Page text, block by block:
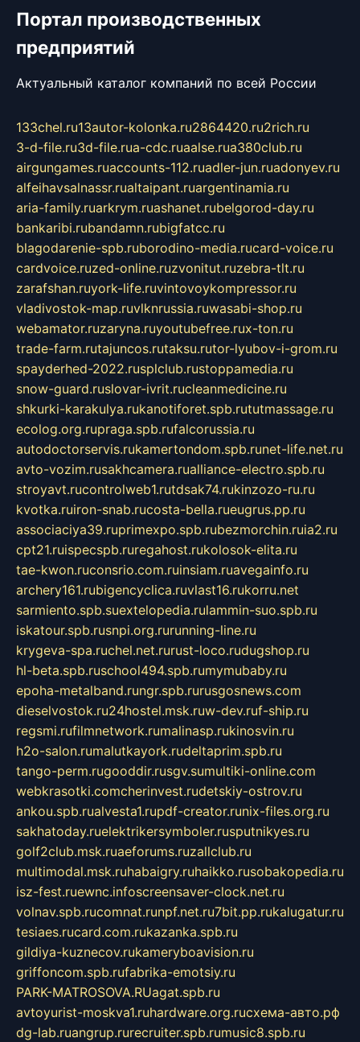
Портал производственных
предприятий
Актуальный каталог компаний по всей России
133chel.ru13autor-kolonka.ru2864420.ru2rich.ru
3-d-file.ru3d-file.rua-cdc.ruaalse.rua380club.ru
airgungames.ruaccounts-112.ruadler-jun.ruadonyev.ru
alfeihavsalnassr.rualtaipant.ruargentinamia.ru
aria-family.ruarkrym.ruashanet.rubelgorod-day.ru
bankaribi.rubandamn.rubigfatcc.ru
blagodarenie-spb.ruborodino-media.rucard-voice.ru
cardvoice.ruzed-online.ruzvonitut.ruzebra-tlt.ru
zarafshan.ruyork-life.ruvintovoykompressor.ru
vladivostok-map.ruvlknrussia.ruwasabi-shop.ru
webamator.ruzaryna.ruyoutubefree.rux-ton.ru
trade-farm.rutajuncos.rutaksu.rutor-lyubov-i-grom.ru
spayderhed-2022.rusplclub.rustoppamedia.ru
snow-guard.ruslovar-ivrit.rucleanmedicine.ru
shkurki-karakulya.rukanotiforet.spb.rututmassage.ru
ecolog.org.rupraga.spb.rufalcorussia.ru
autodoctorservis.rukamertondom.spb.runet-life.net.ru
avto-vozim.rusakhcamera.rualliance-electro.spb.ru
stroyavt.rucontrolweb1.rutdsak74.rukinzozo-ru.ru
kvotka.ruiron-snab.rucosta-bella.rueugrus.pp.ru
associaciya39.ruprimexpo.spb.rubezmorchin.ruia2.ru
cpt21.ruispecspb.ruregahost.rukolosok-elita.ru
tae-kwon.ruconsrio.com.ruinsiam.ruavegainfo.ru
archery161.rubigencyclica.ruvlast16.rukorru.net
sarmiento.spb.suextelopedia.rulammin-suo.spb.ru
iskatour.spb.rusnpi.org.rurunning-line.ru
krygeva-spa.ruchel.net.rurust-loco.rudugshop.ru
hl-beta.spb.ruschool494.spb.rumymubaby.ru
epoha-metalband.rungr.spb.rurusgosnews.com
dieselvostok.ru24hostel.msk.ruw-dev.ruf-ship.ru
regsmi.rufilmnetwork.rumalinasp.rukinosvin.ru
h2o-salon.rumalutkayork.rudeltaprim.spb.ru
tango-perm.rugooddir.rusgv.sumultiki-online.com
webkrasotki.comcherinvest.rudetskiy-ostrov.ru
ankou.spb.rualvesta1.rupdf-creator.runix-files.org.ru
sakhatoday.ruelektrikersymboler.rusputnikyes.ru
golf2club.msk.ruaeforums.ruzallclub.ru
multimodal.msk.ruhabaigry.ruhaikko.rusobakopedia.ru
isz-fest.ruewnc.infoscreensaver-clock.net.ru
volnav.spb.rucomnat.runpf.net.ru7bit.pp.rukalugatur.ru
tesiaes.rucard.com.rukazanka.spb.ru
gildiya-kuznecov.rukameryboavision.ru
griffoncom.spb.rufabrika-emotsiy.ru
PARK-MATROSOVA.RUagat.spb.ru
avtoyurist-moskva1.ruhardware.org.ruсхема-авто.рф
dg-lab.ruangrup.rurecruiter.spb.rumusic8.spb.ru